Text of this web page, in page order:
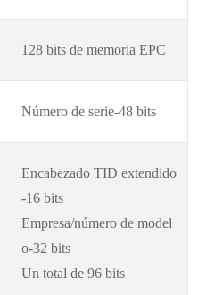
128 bits de memoria EPC
Número de serie-48 bits
Encabezado TID extendido
-16 bits
Empresa/número de model
o-32 bits
Un total de 96 bits